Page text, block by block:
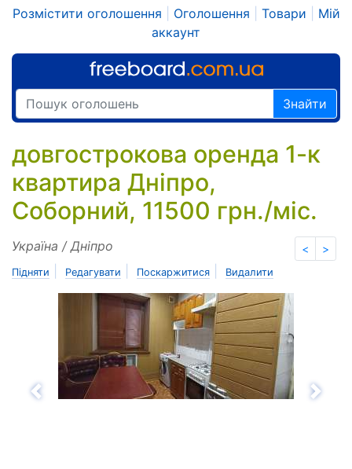
Розмістити оголошення Оголошення Товари
Мій
аккаунт
Знайти
довгострокова оренда 1-к
квартира Дніпро,
Соборний, 11500 грн./міс.
< >
Україна / Дніпро
Підняти Редагувати Поскаржитися Видалити
Назад